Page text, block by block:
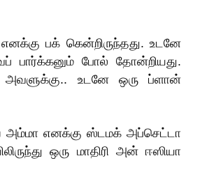
பக் கென்றிருந்தது. உடனே
பார்க்கனும் போல் தோன்றியது.
உடனே ஒரு ப்ளான்
அம்மா எனக்கு ஸ்டமக் அப்செட்டா
ஒரு மாதிரி அன் ஈஸியா